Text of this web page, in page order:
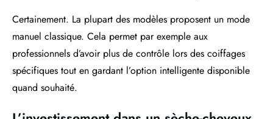
Certainement. La plupart des modèles proposent un mode
manuel classique. Cela permet par exemple aux
professionnels d’avoir plus de contrôle lors des coiffages
spécifiques tout en gardant l’option intelligente disponible
quand souhaité.